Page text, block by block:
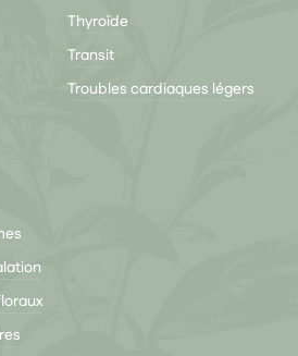
Thyroïde
Transit
Troubles cardiaques légers